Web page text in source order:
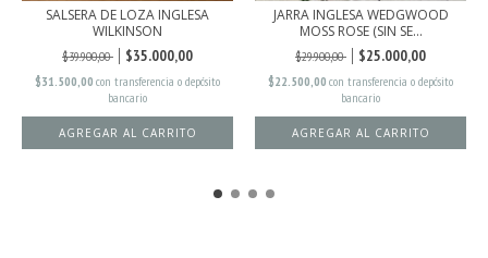
SALSERA DE LOZA INGLESA
WILKINSON
$39.900,00 $35.000,00
$31.500,00 con transferencia o depósito
bancario
JARRA INGLESA WEDGWOOD
MOSS ROSE (SIN SE...
$29.900,00 $25.000,00
$22.500,00 con transferencia o depósito
bancario